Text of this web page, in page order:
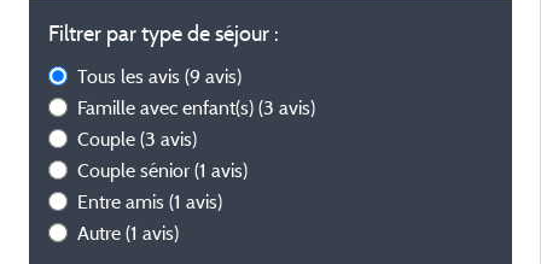
Filtrer par type de séjour :
Tous les avis (9 avis)
Famille avec enfant(s) (3 avis)
Couple (3 avis)
Couple sénior (1 avis)
Entre amis (1 avis)
Autre (1 avis)